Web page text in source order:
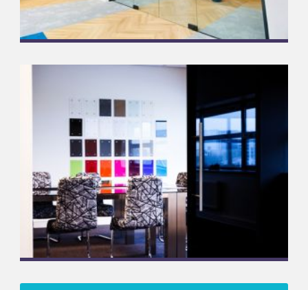
Connectium
maatwerk entreedeur
Meer informatie